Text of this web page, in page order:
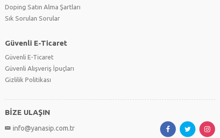
Doping Satın Alma Şartları
Sık Sorulan Sorular
Güvenli E-Ticaret
Güvenli E-Ticaret
Güvenli Alışveriş İpuçları
Gizlilik Politikası
BİZE ULAŞIN
info@yanasip.com.tr